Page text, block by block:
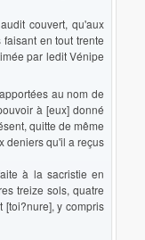
couvert, qu'aux
en tout trente
par ledit Vénipe
au nom de
à [eux] donné
quitte de même
deniers qu'il a reçus
à la sacristie en
treize sols, quatre
y compris